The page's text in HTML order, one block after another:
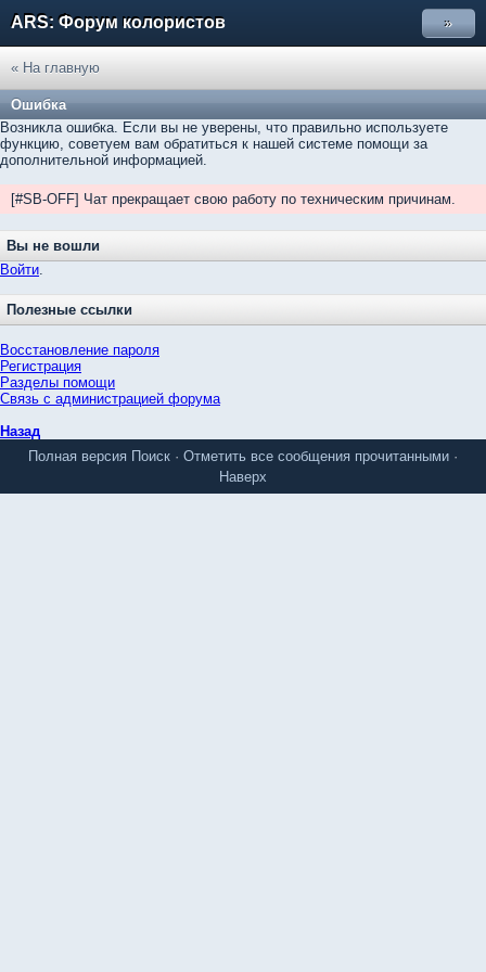
ARS: Форум колористов »
« На главную
Ошибка
Возникла ошибка. Если вы не уверены, что правильно используете
функцию, советуем вам обратиться к нашей системе помощи за
дополнительной информацией.
[#SB-OFF] Чат прекращает свою работу по техническим причинам.
Вы не вошли
Войти.
Полезные ссылки
Восстановление пароля
Регистрация
Разделы помощи
Связь с администрацией форума
Назад
Полная версия Поиск · Отметить все сообщения прочитанными ·
Наверх